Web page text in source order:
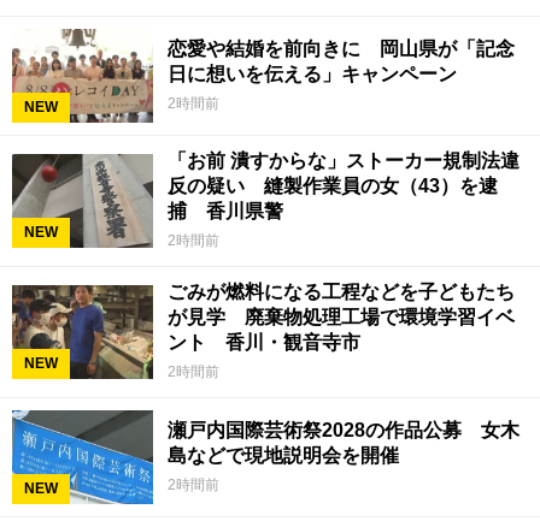
NEW
恋愛や結婚を前向きに 岡山県が「記念
日に想いを伝える」キャンペーン
2時間前
NEW
「お前 潰すからな」ストーカー規制法違
反の疑い 縫製作業員の女（43）を逮
捕 香川県警
2時間前
NEW
ごみが燃料になる工程などを子どもたち
が見学 廃棄物処理工場で環境学習イベ
ント 香川・観音寺市
2時間前
NEW
瀬戸内国際芸術祭2028の作品公募 女木
島などで現地説明会を開催
2時間前